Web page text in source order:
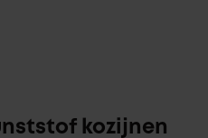
kozijnen